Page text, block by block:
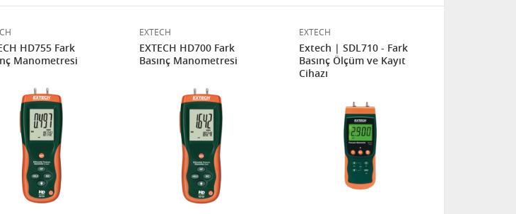
HD755 Fark
Manometresi
EXTECH
EXTECH HD700 Fark
Basınç Manometresi
EXTECH
Extech | SDL710 - Fark
Basınç Ölçüm ve Kayıt
Cihazı